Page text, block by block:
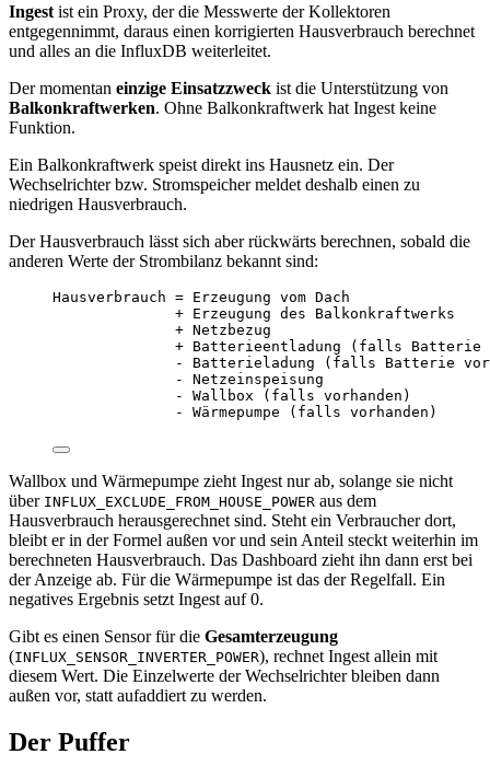
Ingest ist ein Proxy, der die Messwerte der Kollektoren
entgegennimmt, daraus einen korrigierten Hausverbrauch berechnet
und alles an die InfluxDB weiterleitet.
Der momentan einzige Einsatzzweck ist die Unterstützung von
Balkonkraftwerken. Ohne Balkonkraftwerk hat Ingest keine
Funktion.
Ein Balkonkraftwerk speist direkt ins Hausnetz ein. Der
Wechselrichter bzw. Stromspeicher meldet deshalb einen zu
niedrigen Hausverbrauch.
Der Hausverbrauch lässt sich aber rückwärts berechnen, sobald die
anderen Werte der Strombilanz bekannt sind:
Hausverbrauch = Erzeugung vom Dach
+ Erzeugung des Balkonkraftwerks
+ Netzbezug
+ Batterieentladung (falls Batterie
- Batterieladung (falls Batterie
- Netzeinspeisung
- Wallbox (falls vorhanden)
- Wärmepumpe (falls vorhanden)
Wallbox und Wärmepumpe zieht Ingest nur ab, solange sie nicht
über INFLUX_EXCLUDE_FROM_HOUSE_POWER aus dem
Hausverbrauch herausgerechnet sind. Steht ein Verbraucher dort,
bleibt er in der Formel außen vor und sein Anteil steckt weiterhin im
berechneten Hausverbrauch. Das Dashboard zieht ihn dann erst bei
der Anzeige ab. Für die Wärmepumpe ist das der Regelfall. Ein
negatives Ergebnis setzt Ingest auf 0.
Gibt es einen Sensor für die Gesamterzeugung
(INFLUX_SENSOR_INVERTER_POWER), rechnet Ingest allein mit
diesem Wert. Die Einzelwerte der Wechselrichter bleiben dann
außen vor, statt aufaddiert zu werden.
Der Puffer